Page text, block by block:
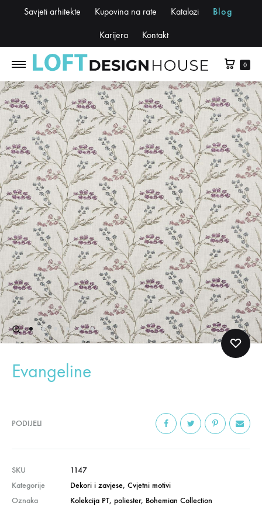
Savjeti arhitekte Kupovina na rate Katalozi Blog
Karijera Kontakt
0
Evangeline
PODIJELI
SKU
1147
Kategorije
Dekori i zavjese, Cvjetni motivi
Oznaka
Kolekcija PT, poliester, Bohemian Collection